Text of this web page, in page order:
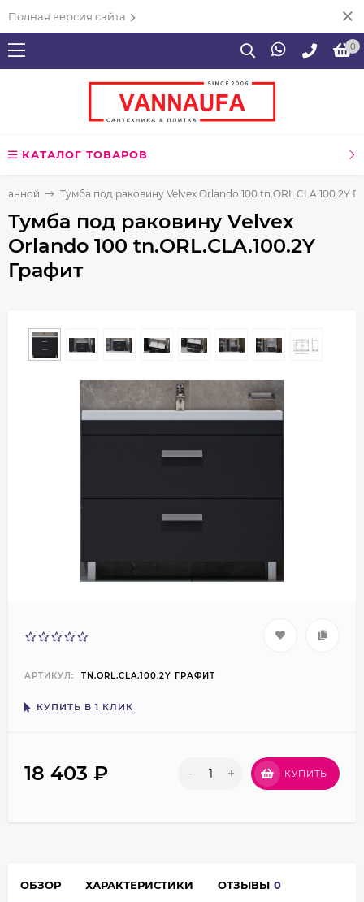
Полная версия сайта
0
КАТАЛОГ ТОВАРОВ
Тумба под раковину Velvex Orlando 100 tn.ORL.CLA.100.2Y
Тумба под раковину Velvex
Orlando 100 tn.ORL.CLA.100.2Y
Графит
АРТИКУЛ: TN.ORL.CLA.100.2Y ГРАФИТ
КУПИТЬ В 1 КЛИК
18 403 ₽ - + КУПИТЬ
ОБЗОР ХАРАКТЕРИСТИКИ ОТЗЫВЫ 0